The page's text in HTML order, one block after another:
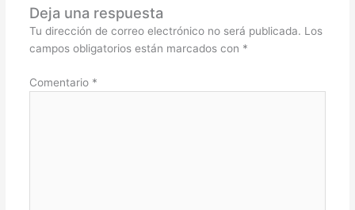
Deja una respuesta
Tu dirección de correo electrónico no será publicada. Los
campos obligatorios están marcados con *
Comentario *